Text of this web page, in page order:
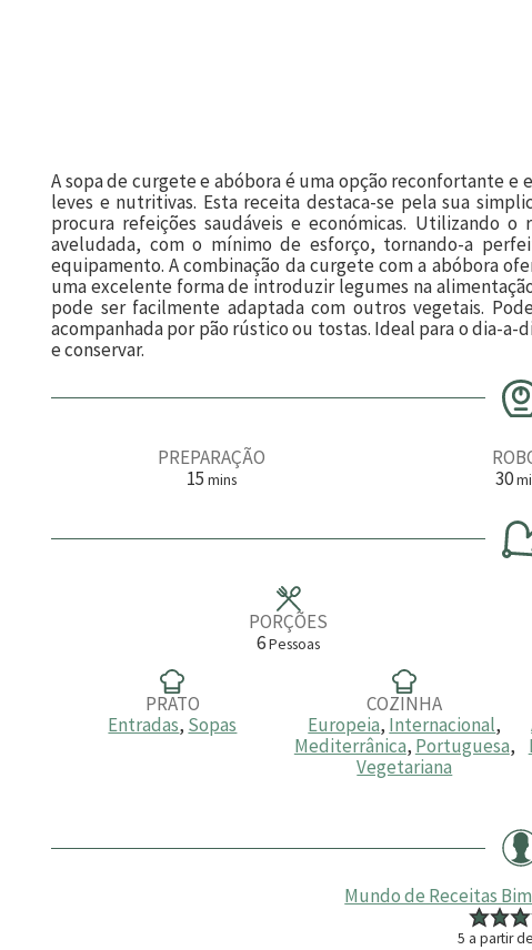
A sopa de curgete e abóbora é uma opção reconfortante
leves e nutritivas. Esta receita destaca-se pela sua
procura refeições saudáveis e económicas. Utilizando
aveludada, com o mínimo de esforço, tornando-a
equipamento. A combinação da curgete com a abóbora
uma excelente forma de introduzir legumes na
pode ser facilmente adaptada com outros vegetais.
acompanhada por pão rústico ou tostas. Ideal para o dia-
e conservar.
PREPARAÇÃO
15m
u
mins
30m
n
t
PORÇÕES
6Pessoas
PRATO
Entradas, Sopas
COZINHA
Europeia, Internacional,
Mediterrânica, Portuguesa,
Vegetariana
Mundo de Receitas
5 a partir